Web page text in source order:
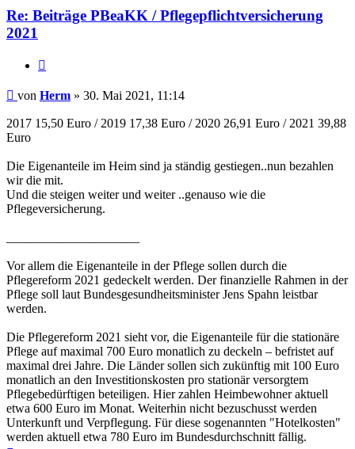
Re: Beiträge PBeaKK / Pflegepflichtversicherung
2021
Beitrag
von Herm » 30. Mai 2021, 11:14
2017 15,50 Euro / 2019 17,38 Euro / 2020 26,91 Euro / 2021 39,88
Euro
Die Eigenanteile im Heim sind ja ständig gestiegen..nun bezahlen
wir die mit.
Und die steigen weiter und weiter ..genauso wie die
Pflegeversicherung.
Vor allem die Eigenanteile in der Pflege sollen durch die
Pflegereform 2021 gedeckelt werden. Der finanzielle Rahmen in der
Pflege soll laut Bundesgesundheitsminister Jens Spahn leistbar
werden.
Die Pflegereform 2021 sieht vor, die Eigenanteile für die stationäre
Pflege auf maximal 700 Euro monatlich zu deckeln – befristet auf
maximal drei Jahre. Die Länder sollen sich zukünftig mit 100 Euro
monatlich an den Investitionskosten pro stationär versorgtem
Pflegebedürftigen beteiligen. Hier zahlen Heimbewohner aktuell
etwa 600 Euro im Monat. Weiterhin nicht bezuschusst werden
Unterkunft und Verpflegung. Für diese sogenannten "Hotelkosten"
werden aktuell etwa 780 Euro im Bundesdurchschnitt fällig.